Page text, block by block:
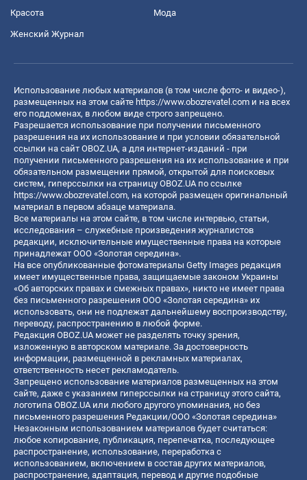
Красота Мода
Женский Журнал
Использование любых материалов (в том числе фото- и видео-),
размещенных на этом сайте https://www.obozrevatel.com и на всех
его поддоменах, в любом виде строго запрещено.
Разрешается использование при получении письменного
разрешения на их использование и при условии обязательной
ссылки на сайт OBOZ.UA, а для интернет-изданий - при
получении письменного разрешения на их использование и при
обязательном размещении прямой, открытой для поисковых
систем, гиперссылки на страницу OBOZ.UA по ссылке
https://www.obozrevatel.com, на которой размещен оригинальный
материал в первом абзаце материала.
Все материалы на этом сайте, в том числе интервью, статьи,
исследования – служебные произведения журналистов
редакции, исключительные имущественные права на которые
принадлежат ООО «Золотая середина».
На все опубликованные фотоматериалы Getty Images редакция
имеет имущественные права, защищаемые законом Украины
«Об авторских правах и смежных правах», никто не имеет права
без письменного разрешения ООО «Золотая середина» их
использовать, они не подлежат дальнейшему воспроизводству,
переводу, распространению в любой форме.
Редакция OBOZ.UA может не разделять точку зрения,
изложенную в авторском материале. За достоверность
информации, размещенной в рекламных материалах,
ответственность несет рекламодатель.
Запрещено использование материалов размещенных на этом
сайте, даже с указанием гиперссылки на страницу этого сайта,
логотипа OBOZ.UA или любого другого упоминания, но без
письменного разрешения Редакции/ООО «Золотая середина»
Незаконным использованием материалов будет считаться:
любое копирование, публикация, перепечатка, последующее
распространение, использование, переработка с
использованием, включением в состав других материалов,
распространение, адаптация, перевод и другие подобные